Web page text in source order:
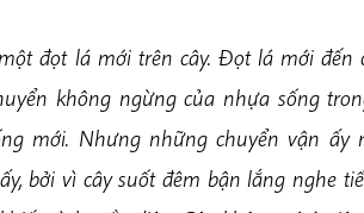
đọt lá mới trên cây. Đọt lá mới
không ngừng của nhựa sống
mới. Nhưng những chuyển vận ấy
bởi vì cây suốt đêm bận lắng nghe